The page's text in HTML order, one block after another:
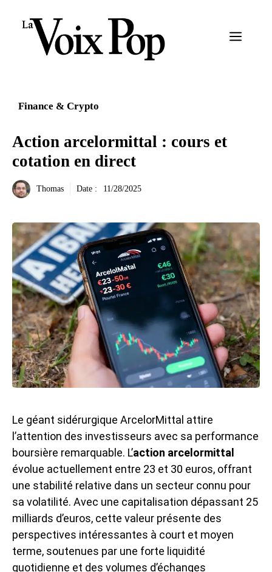
Menu
Finance & Crypto
Action arcelormittal : cours et
cotation en direct
Thomas Date : 11/28/2025
Le géant sidérurgique ArcelorMittal attire
l’attention des investisseurs avec sa performance
boursière remarquable. L’action arcelormittal
évolue actuellement entre 23 et 30 euros, offrant
une stabilité relative dans un secteur connu pour
sa volatilité. Avec une capitalisation dépassant 25
milliards d’euros, cette valeur présente des
perspectives intéressantes à court et moyen
terme, soutenues par une forte liquidité
quotidienne et des volumes d’échanges